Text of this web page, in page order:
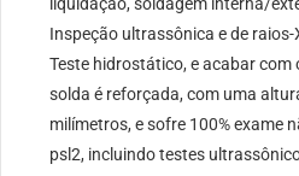
Inspeção ultrassônica e de
Teste hidrostático, e acabar
solda é reforçada, com uma
milímetros, e sofre 100% exame
psl2, incluindo testes